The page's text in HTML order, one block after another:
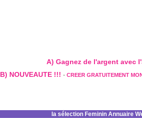
A) Gagnez de l'argent avec
B) NOUVEAUTE !!! - CREER GRATUITEMENT
la sélection Feminin Annuaire